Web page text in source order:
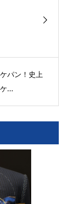
パン！史上
...